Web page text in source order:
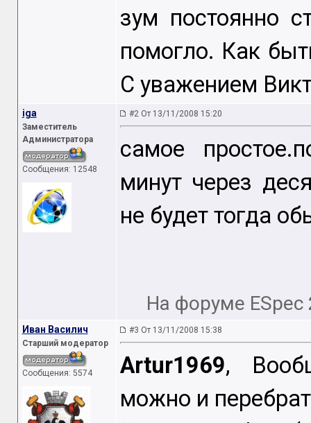
зум постоянно
помогло. Как
С уважением
iga
Заместитель
Администратора
Сообщения: 12548
#2 От 13/11/2008 15:20
самое
минут через
не будет тогда
На форуме ESpec
Иван Василич
Старший модератор
Сообщения: 5574
#3 От 13/11/2008 15:38
Artur1969,
можно и